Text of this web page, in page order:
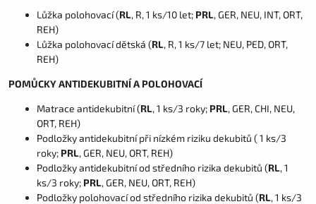
Lůžka polohovací (RL, R, 1 ks/10 let; PRL, GER, NEU, INT, ORT,
REH)
Lůžka polohovací dětská (RL, R, 1 ks/7 let; NEU, PED, ORT,
REH)
POMŮCKY ANTIDEKUBITNÍ A POLOHOVACÍ
Matrace antidekubitní (RL, 1 ks/3 roky; PRL, GER, CHI, NEU,
ORT, REH)
Podložky antidekubitní při nízkém riziku dekubitů ( 1 ks/3
roky; PRL, GER, NEU, ORT, REH)
Podložky antidekubitní od středního rizika dekubitů (RL, 1
ks/3 roky; PRL, GER, NEU, ORT, REH)
Podložky polohovací od středního rizika dekubitů (RL, 1 ks/3